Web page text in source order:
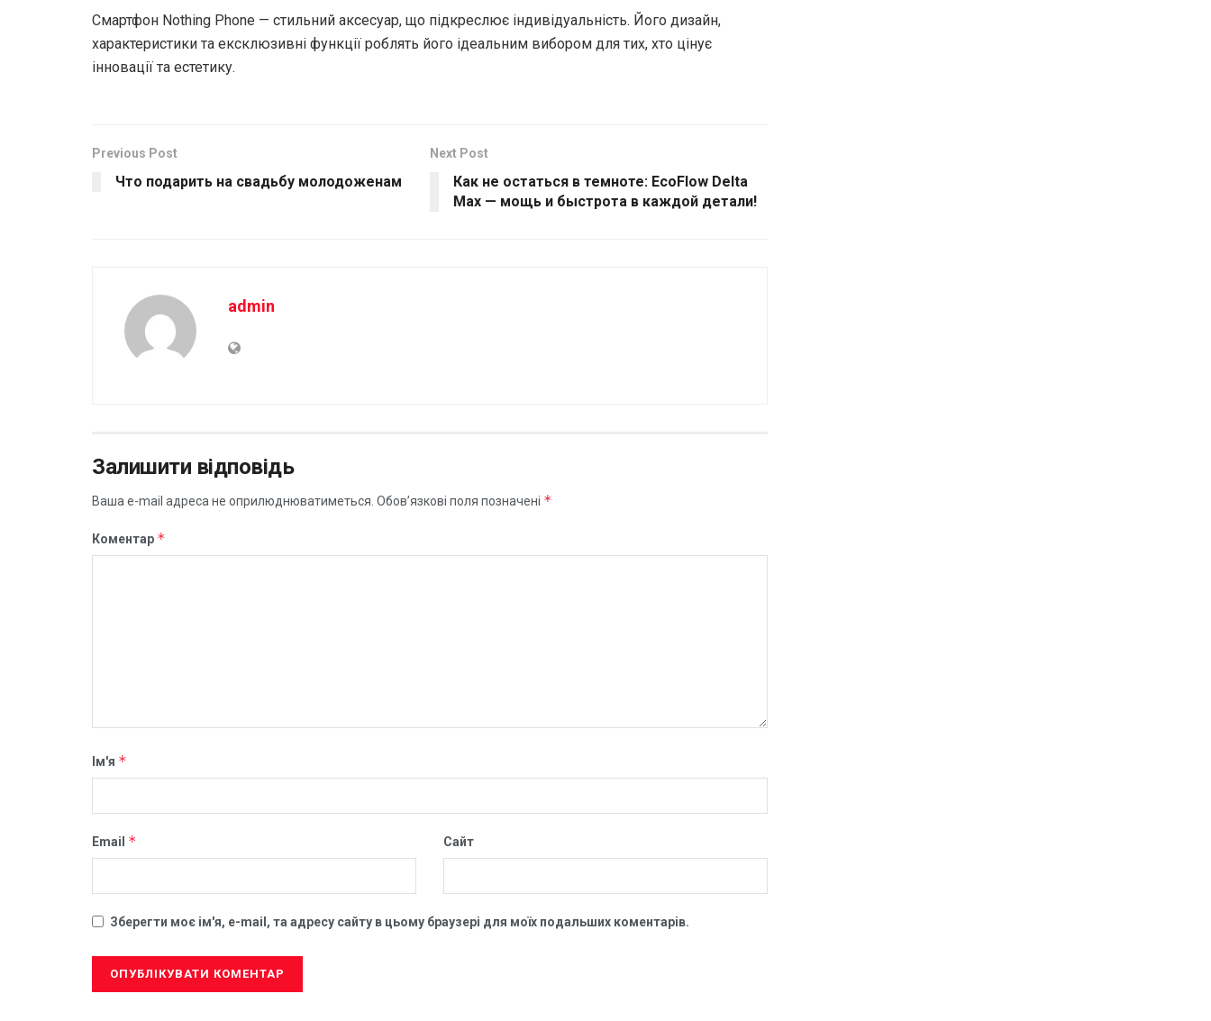
Смартфон Nothing Phone — стильний аксесуар, що підкреслює індивідуальність. Його дизайн,
характеристики та ексклюзивні функції роблять його ідеальним вибором для тих, хто цінує
інновації та естетику.
Previous Post
Что подарить на свадьбу молодоженам
Next Post
Как не остаться в темноте: EcoFlow Delta
Max — мощь и быстрота в каждой детали!
admin
Залишити відповідь
Ваша e-mail адреса не оприлюднюватиметься. Обов’язкові поля позначені *
Коментар *
Ім'я *
Email * Сайт
Зберегти моє ім'я, e-mail, та адресу сайту в цьому браузері для моїх подальших коментарів.